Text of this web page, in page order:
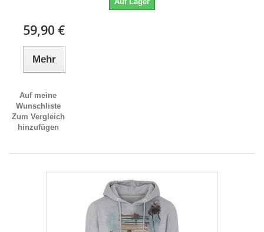
59,90 €
Mehr
Auf meine
Wunschliste
Zum Vergleich
hinzufügen